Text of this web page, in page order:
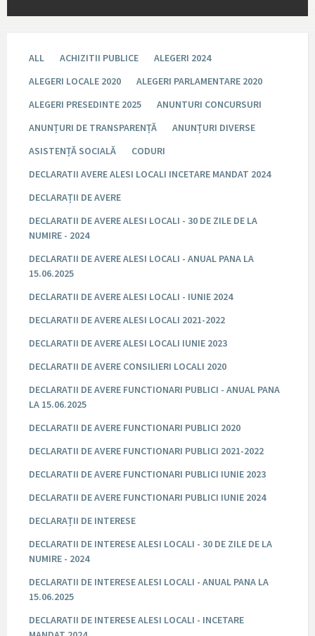
ALL ACHIZITII PUBLICE
ALEGERI 2024
ALEGERI LOCALE 2020
ALEGERI PARLAMENTARE 2020
ALEGERI PRESEDINTE 2025
ANUNTURI CONCURSURI
ANUNȚURI DE TRANSPARENȚĂ
ANUNȚURI DIVERSE
ASISTENȚĂ SOCIALĂ
CODURI
DECLARATII AVERE ALESI LOCALI INCETARE MANDAT 2024
DECLARAȚII DE AVERE
DECLARATII DE AVERE ALESI LOCALI - 30 DE ZILE DE LA
NUMIRE - 2024
DECLARATII DE AVERE ALESI LOCALI - ANUAL PANA LA
15.06.2025
DECLARATII DE AVERE ALESI LOCALI - IUNIE 2024
DECLARATII DE AVERE ALESI LOCALI 2021-2022
DECLARATII DE AVERE ALESI LOCALI IUNIE 2023
DECLARATII DE AVERE CONSILIERI LOCALI 2020
DECLARATII DE AVERE FUNCTIONARI PUBLICI - ANUAL PANA
LA 15.06.2025
DECLARATII DE AVERE FUNCTIONARI PUBLICI 2020
DECLARATII DE AVERE FUNCTIONARI PUBLICI 2021-2022
DECLARATII DE AVERE FUNCTIONARI PUBLICI IUNIE 2023
DECLARATII DE AVERE FUNCTIONARI PUBLICI IUNIE 2024
DECLARAȚII DE INTERESE
DECLARATII DE INTERESE ALESI LOCALI - 30 DE ZILE DE LA
NUMIRE - 2024
DECLARATII DE INTERESE ALESI LOCALI - ANUAL PANA LA
15.06.2025
DECLARATII DE INTERESE ALESI LOCALI - INCETARE